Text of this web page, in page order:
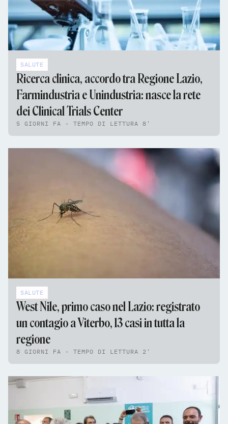
SALUTE
Ricerca clinica, accordo tra Regione Lazio,
Farmindustria e Unindustria: nasce la rete
dei Clinical Trials Center
5 GIORNI FA - TEMPO DI LETTURA 8'
SALUTE
West Nile, primo caso nel Lazio: registrato
un contagio a Viterbo, 13 casi in tutta la
regione
8 GIORNI FA - TEMPO DI LETTURA 2'